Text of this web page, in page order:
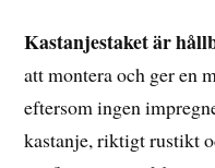
Kastanjestaket är
att montera och ger en
eftersom ingen
kastanje, riktigt rustikt